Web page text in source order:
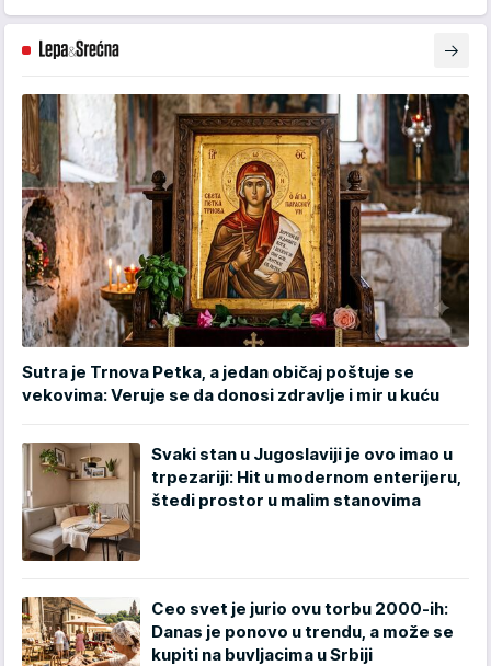
Sutra je Trnova Petka, a jedan običaj poštuje se
vekovima: Veruje se da donosi zdravlje i mir u kuću
Svaki stan u Jugoslaviji je ovo imao u
trpezariji: Hit u modernom enterijeru,
štedi prostor u malim stanovima
Ceo svet je jurio ovu torbu 2000-ih:
Danas je ponovo u trendu, a može se
kupiti na buvljacima u Srbiji